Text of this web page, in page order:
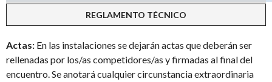
REGLAMENTO TÉCNICO
Actas: En las instalaciones se dejarán actas que deberán ser
rellenadas por los/as competidores/as y firmadas al final del
encuentro. Se anotará cualquier circunstancia extraordinaria